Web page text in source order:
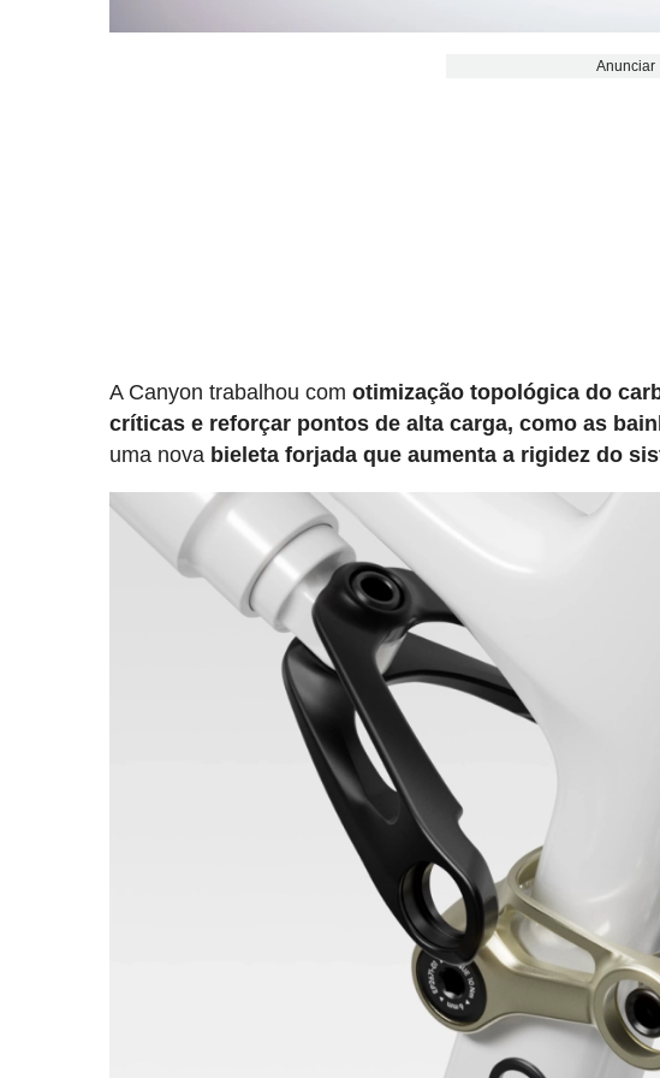
Anunciar
A Canyon trabalhou comotimização topológica do
críticas e reforçar pontos de alta carga, como as
uma nova bieleta forjada que aumenta a rigidez do